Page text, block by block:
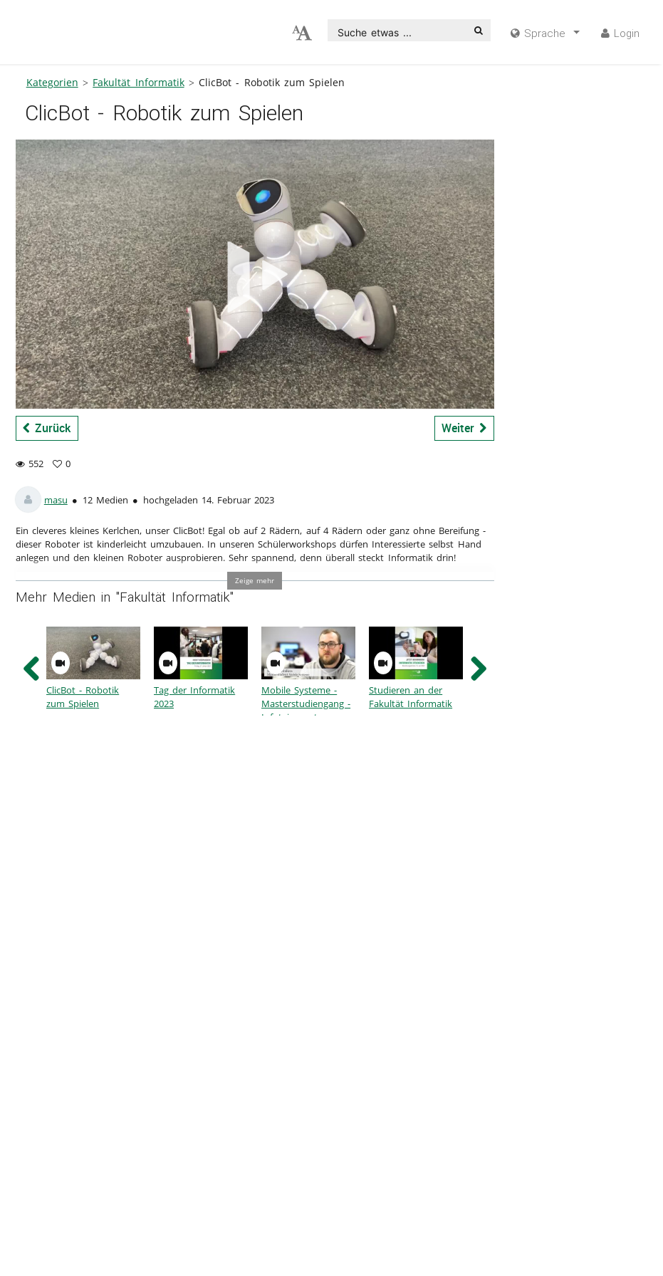
Suche etwas ... Sprache Login
Kategorien Fakultät Informatik ClicBot - Robotik zum Spielen
ClicBot - Robotik zum Spielen
Video
Zurück Weiter
552
views
0
favorites
masu 12 Medien hochgeladen 14. Februar 2023
Ein cleveres kleines Kerlchen, unser ClicBot! Egal ob auf 2 Rädern, auf 4 Rädern oder ganz ohne Bereifung -
dieser Roboter ist kinderleicht umzubauen. In unseren Schülerworkshops dürfen Interessierte selbst Hand
anlegen und den kleinen Roboter ausprobieren. Sehr spannend, denn überall steckt Informatik drin!
Kategorien: Fakultäten,Fakultät Informatik Zeige mehr
Mehr Medien in "Fakultät Informatik"
ClicBot - Robotik
zum Spielen
Tag der Informatik
2023
Mobile Systeme -
Masterstudiengang -
Infotainment
Studieren an der
Fakultät Informatik